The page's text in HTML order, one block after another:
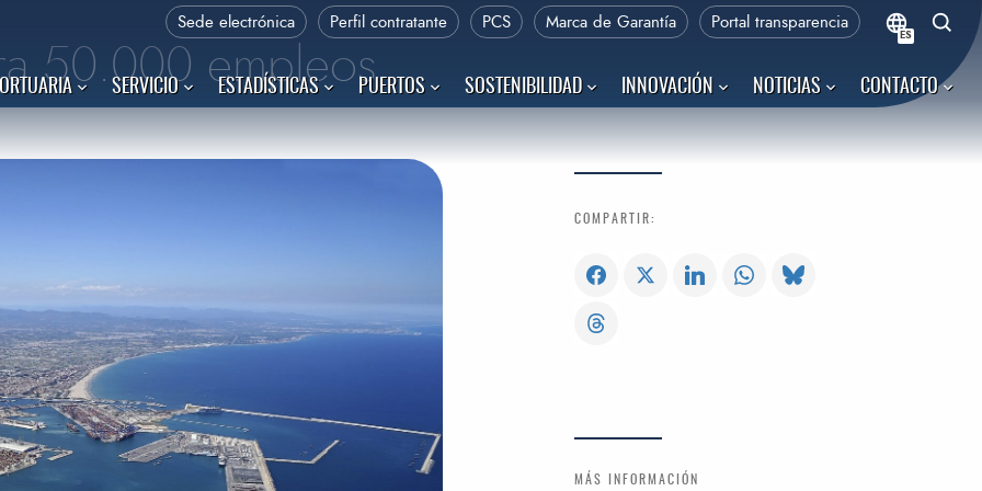
Sede electrónica Perfil contratante PCS Marca de Garantía Portal transparencia
ES
SERVICIO ESTADÍSTICAS PUERTOS SOSTENIBILIDAD INNOVACIÓN NOTICIAS CONTACTO
50.000 empleos
COMPARTIR:
MÁS INFORMACIÓN